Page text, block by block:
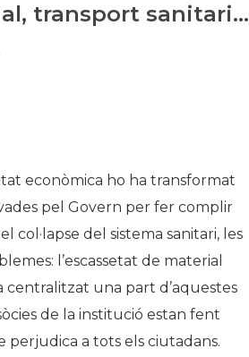
transport sanitari…
econòmica ho ha transformat
pel Govern per fer complir
col·lapse del sistema sanitari, les
l’escassetat de material
centralitzat una part d’aquestes
de la institució estan fent
perjudica a tots els ciutadans.